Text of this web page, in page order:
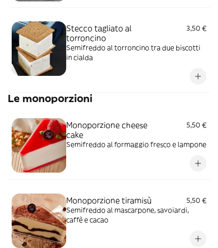
Stecco tagliato al
torroncino
3,50 €
Semifreddo al torroncino tra due biscotti
in cialda
Le monoporzioni
Monoporzione cheese
cake
5,50 €
Semifreddo al formaggio fresco e lampone
Monoporzione tiramisù
5,50 €
Semifreddo al mascarpone, savoiardi,
caffè e cacao